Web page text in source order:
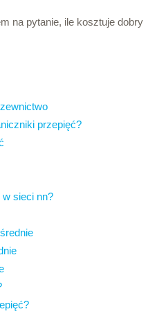
na pytanie, ile kosztuje dobry
przepięć?
sieci nn?